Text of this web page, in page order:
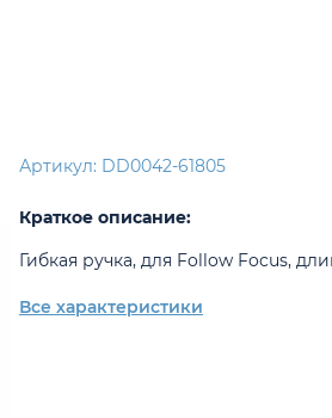
Артикул: DD0042-61805
Краткое описание:
Гибкая ручка, для Follow Focus,
Все характеристики